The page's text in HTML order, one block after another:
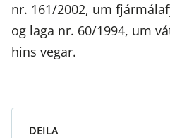
nr. 161/2002, um
og laga nr. 60/1994, um
hins vegar.
DEILA